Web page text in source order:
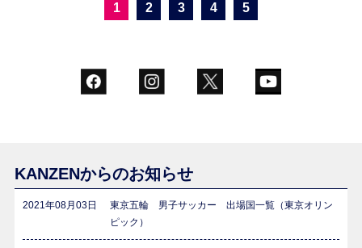
1 2 3 4 5
KANZENからのお知らせ
2021年08月03日
東京五輪 男子サッカー 出場国一覧（東京オリン
ピック）